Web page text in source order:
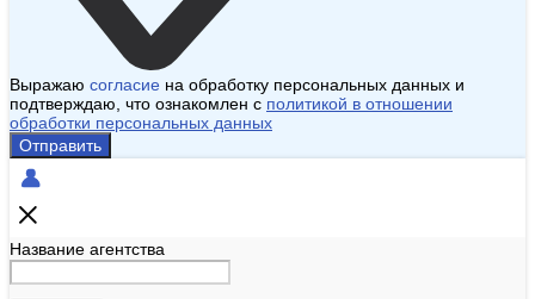
Выражаю согласие на обработку персональных данных и
подтверждаю, что ознакомлен с политикой в отношении
обработки персональных данных
Отправить
Название агентства